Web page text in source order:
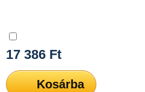
17 386 Ft
Kosárba